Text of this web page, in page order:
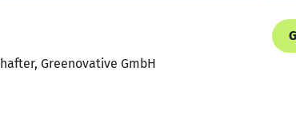
Greenovative GmbH